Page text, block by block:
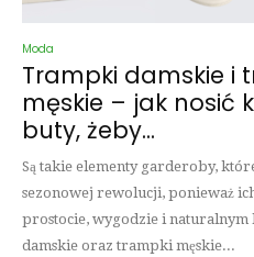
Moda
Trampki damskie i
męskie – jak nosić
buty, żeby...
Są takie elementy garderoby,
sezonowej rewolucji, ponieważ
prostocie, wygodzie i
damskie oraz trampki męskie...